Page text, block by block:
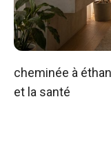
cheminée à
et la santé